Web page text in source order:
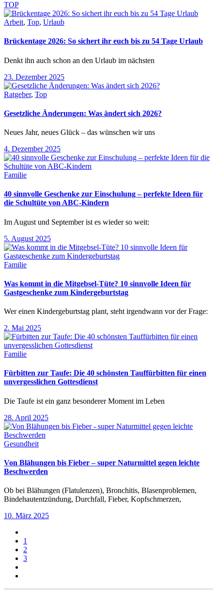
TOP
Arbeit, Top, Urlaub
Brückentage 2026: So sichert ihr euch bis zu 54 Tage Urlaub
Denkt ihn auch schon an den Urlaub im nächsten
23. Dezember 2025
Ratgeber, Top
Gesetzliche Änderungen: Was ändert sich 2026?
Neues Jahr, neues Glück – das wünschen wir uns
4. Dezember 2025
Familie
40 sinnvolle Geschenke zur Einschulung – perfekte Ideen für
die Schultüte von ABC-Kindern
Im August und September ist es wieder so weit:
5. August 2025
Familie
Was kommt in die Mitgebsel-Tüte? 10 sinnvolle Ideen für
Gastgeschenke zum Kindergeburtstag
Wer einen Kindergeburtstag plant, steht irgendwann vor der Frage:
2. Mai 2025
Familie
Fürbitten zur Taufe: Die 40 schönsten Tauffürbitten für einen
unvergesslichen Gottesdienst
Die Taufe ist ein ganz besonderer Moment im Leben
28. April 2025
Gesundheit
Von Blähungen bis Fieber – super Naturmittel gegen leichte
Beschwerden
Ob bei Blähungen (Flatulenzen), Bronchitis, Blasenproblemen,
Bindehautentzündung, Durchfall, Fieber, Kopfschmerzen,
10. März 2025
1
2
3